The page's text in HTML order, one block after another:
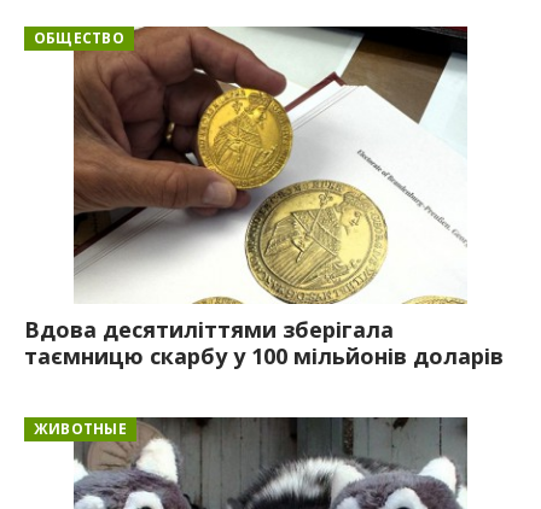
ОБЩЕСТВО
Вдова десятиліттями зберігала
таємницю скарбу у 100 мільйонів доларів
ЖИВОТНЫЕ